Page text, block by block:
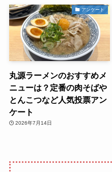
アンケート
丸源ラーメンのおすすめメ
ニューは？定番の肉そばや
とんこつなど人気投票アン
ケート
2026年7月14日